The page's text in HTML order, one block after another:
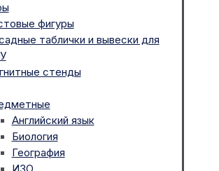
фигуры
таблички и вывески для
стенды
Английский язык
Биология
География